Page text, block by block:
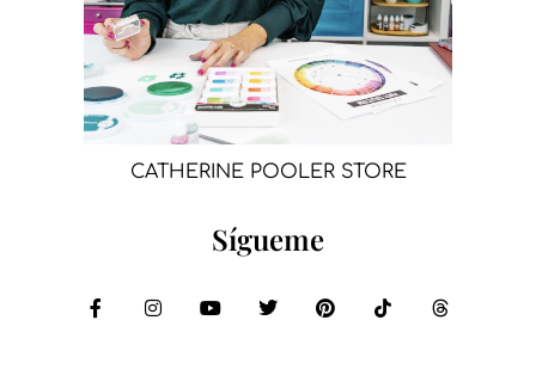
CATHERINE POOLER STORE
Sígueme